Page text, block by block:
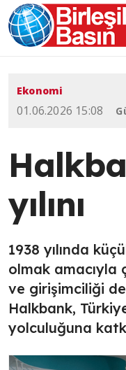
Ekonomi
01.06.2026 15:08
yılını
1938 yılında
olmak amacıyla
ve girişimciliği
Halkbank,
yolculuğuna